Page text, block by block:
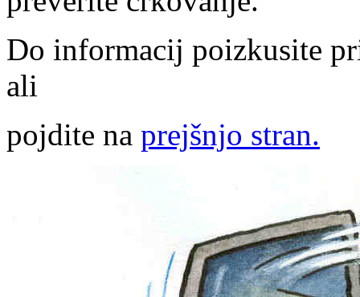
Do informacij poizkusite
ali
pojdite na prejšnjo stran.